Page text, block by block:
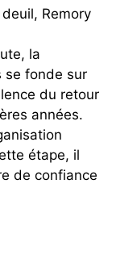
Remory
la
se fonde sur
du retour
années.
étape, il
de confiance